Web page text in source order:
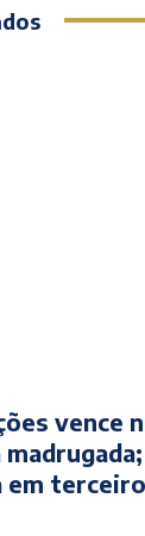
vence
em terceiro